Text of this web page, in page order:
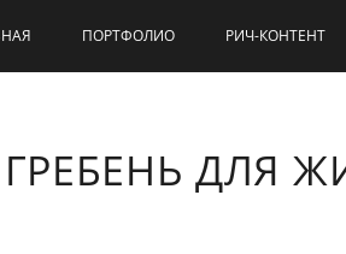
ПОРТФОЛИО РИЧ-КОНТЕНТ
ГРЕБЕНЬ ДЛЯ